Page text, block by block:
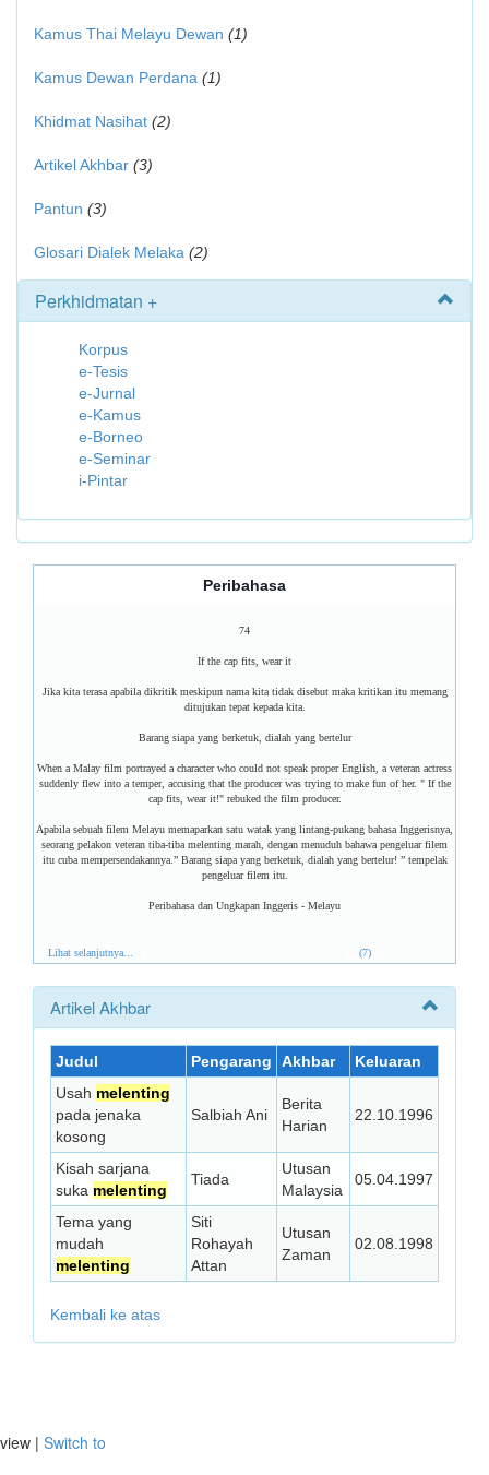
Kamus Thai Melayu Dewan (1)
Kamus Dewan Perdana (1)
Khidmat Nasihat (2)
Artikel Akhbar (3)
Pantun (3)
Glosari Dialek Melaka (2)
Perkhidmatan +
Korpus
e-Tesis
e-Jurnal
e-Kamus
e-Borneo
e-Seminar
i-Pintar
Peribahasa
74
If the cap fits, wear it
Jika kita terasa apabila dikritik meskipun nama kita tidak disebut maka kritikan itu memang
ditujukan tepat kepada kita.
Barang siapa yang berketuk, dialah yang bertelur
When a Malay film portrayed a character who could not speak proper English, a veteran actress
suddenly flew into a temper, accusing that the producer was trying to make fun of her. " If the
cap fits, wear it!" rebuked the film producer.
Apabila sebuah filem Melayu memaparkan satu watak yang lintang-pukang bahasa Inggerisnya,
seorang pelakon veteran tiba-tiba melenting marah, dengan menuduh bahawa pengeluar filem
itu cuba mempersendakannya.” Barang siapa yang berketuk, dialah yang bertelur! ” tempelak
pengeluar filem itu.
Peribahasa dan Ungkapan Inggeris - Melayu
Lihat selanjutnya... (7)
Artikel Akhbar
Judul Pengarang Akhbar
Keluaran
Usah melenting
pada jenaka
kosong
Salbiah Ani
Berita
Harian
22.10.1996
Kisah sarjana
suka melenting
Tiada
Utusan
Malaysia
05.04.1997
Tema yang
mudah
melenting
Siti
Rohayah
Attan
Utusan
Zaman
02.08.1998
Kembali ke atas
view | Switch to